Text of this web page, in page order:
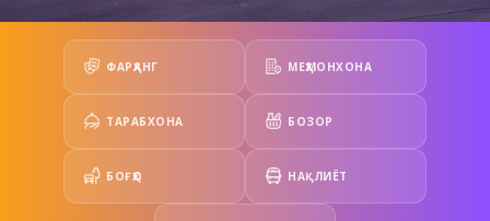
ФАРҲАНГ МЕҲМОНХОНА
ТАРАБХОНА БОЗОР
БОҒҲО НАҚЛИЁТ